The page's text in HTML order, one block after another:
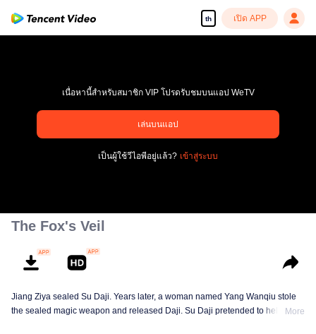
th เปิด APP
เนื่อหานี้สำหรับสมาชิก VIP โปรดรับชมบนแอป WeTV
เล่นบนแอป
เป็นผู้ใช้วีไอพีอยู่แล้ว? เข้าสู่ระบบ
The Fox's Veil
Jiang Ziya sealed Su Daji. Years later, a woman named Yang Wanqiu stole
the sealed magic weapon and released Daji. Su Daji pretended to help Yang
More